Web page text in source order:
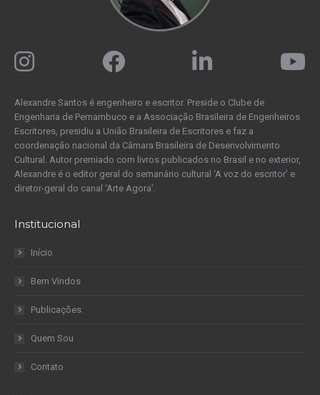
Alexandre Santos é engenheiro e escritor. Preside o Clube de
Engenharia de Pernambuco e a Associação Brasileira de Engenheiros
Escritores, presidiu a União Brasileira de Escritores e faz a
coordenação nacional da Câmara Brasileira de Desenvolvimento
Cultural. Autor premiado com livros publicados no Brasil e no exterior,
Alexandre é o editor geral do semanário cultural ‘A voz do escritor’ e
diretor-geral do canal ‘Arte Agora’.
Institucional
Início
Bem Vindos
Publicações
Quem Sou
Contato